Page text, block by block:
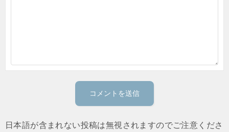
日本語が含まれない投稿は無視されますのでご注意くださ